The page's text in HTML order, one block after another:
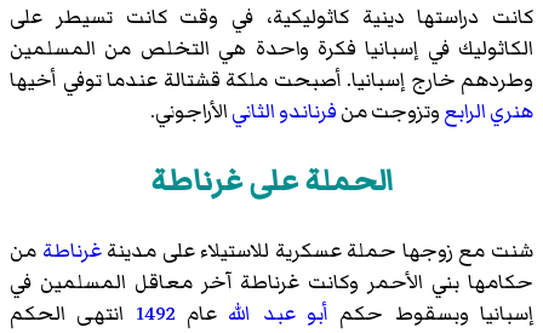
كانت دراستها دينية كاثوليكية، في وقت كانت تسيطر على
الكاثوليك في إسبانيا فكرة واحدة هي التخلص من المسلمين
وطردهم خارج إسبانيا. أصبحت ملكة قشتالة عندما توفي أخيها
هنري الرابعوتزوجت منفرناندو الثانيالأراجوني.
الحملة على غرناطة
شنت مع زوجها حملة عسكرية للاستيلاء على مدينةغرناطة من
حكامها بني الأحمر وكانت غرناطة آخر معاقل المسلمين في
إسبانيا وبسقوط حكم أبو عبد الله عام 1492 انتهى الحكم